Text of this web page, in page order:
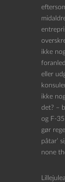
ikke
eller
ikke
det? –
og F-
gør
påtar’
none